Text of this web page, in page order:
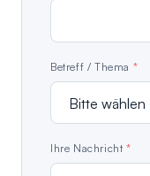
Betreff / Thema *
Ihre Nachricht *